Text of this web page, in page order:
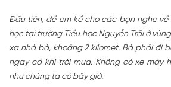
Đầu tiên, để em kể cho các bạn nghe
học tại trường Tiểu học Nguyễn Trãi ở
xa nhà bà, khoảng 2 kilomet. Bà phải đi
ngay cả khi trời mưa. Không có xe máy
như chúng ta có bây giờ.